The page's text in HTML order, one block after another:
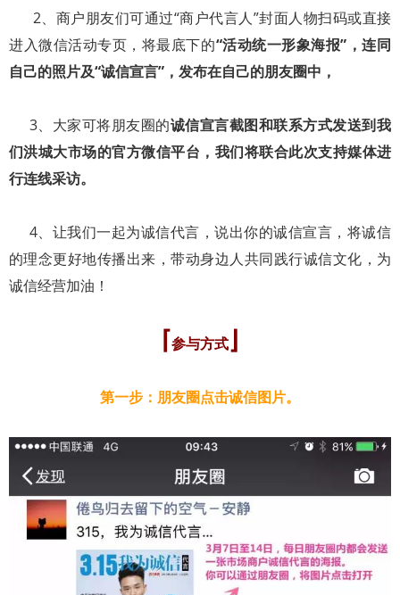
2、商户朋友们可通过“商户代言人”封面人物扫码或直接
进入微信活动专页，将最底下的“活动统一形象海报”，连同
自己的照片及“诚信宣言”，发布在自己的朋友圈中，
3、大家可将朋友圈的诚信宣言截图和联系方式发送到我
们洪城大市场的官方微信平台，我们将联合此次支持媒体进
行连线采访。
4、让我们一起为诚信代言，说出你的诚信宣言，将诚信
的理念更好地传播出来，带动身边人共同践行诚信文化，为
诚信经营加油！
⌈参与方式 ⌋
第一步：朋友圈点击诚信图片。